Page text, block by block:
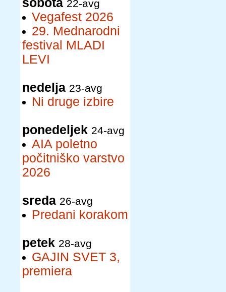
sobota 22-avg
Vegafest 2026
29. Mednarodni
festival MLADI
LEVI
nedelja 23-avg
Ni druge izbire
ponedeljek 24-avg
AIA poletno
počitniško varstvo
2026
sreda 26-avg
Predani korakom
petek 28-avg
GAJIN SVET 3,
premiera